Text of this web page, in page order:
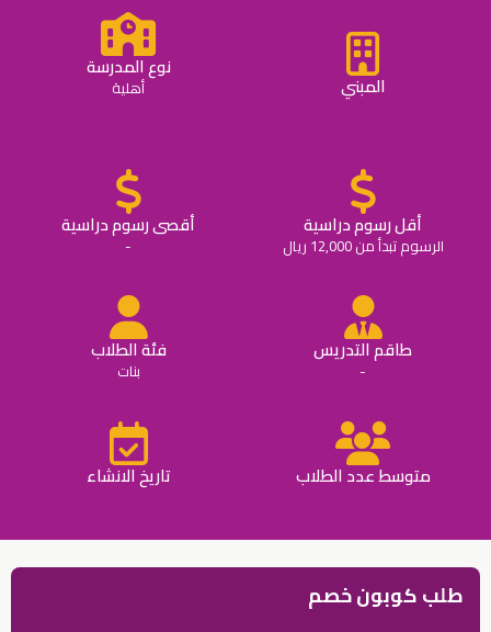
المبني
نوع المدرسة
أهلية
أقل رسوم دراسية
الرسوم تبدأ من 12,000 ريال
أقصى رسوم دراسية
-
طاقم التدريس
-
فئة الطلاب
بنات
متوسط عدد الطلاب تاريخ الانشاء
طلب كوبون خصم